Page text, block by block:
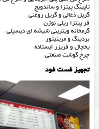
تاپینگ پیتزا و ساندویچ
گریل ذغالی و گریل روغنی
فر پیتزا ریلی نوژن
گرمخانه ویترینی شیشه ای دیسپلی
بردینگ و مرینیتور
یخچال و فریزر ایستاده
چرخ گوشت صنعتی
تجهیز فست فود